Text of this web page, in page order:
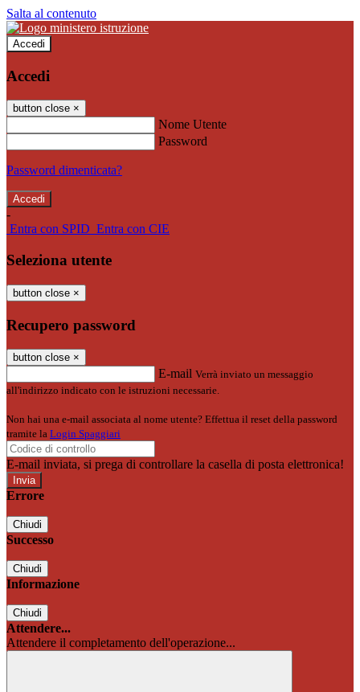
Salta al contenuto
Accedi
Accedi
button close ×
Nome Utente
Password
Password dimenticata?
-
Entra con SPID Entra con CIE
Seleziona utente
button close ×
Recupero password
button close ×
E-mail Verrà inviato un messaggio
all'indirizzo indicato con le istruzioni necessarie.
Non hai una e-mail associata al nome utente? Effettua il reset della password
tramite la Login Spaggiari
E-mail inviata, si prega di controllare la casella di posta elettronica!
Errore
Chiudi
Successo
Chiudi
Informazione
Chiudi
Attendere...
Attendere il completamento dell'operazione...